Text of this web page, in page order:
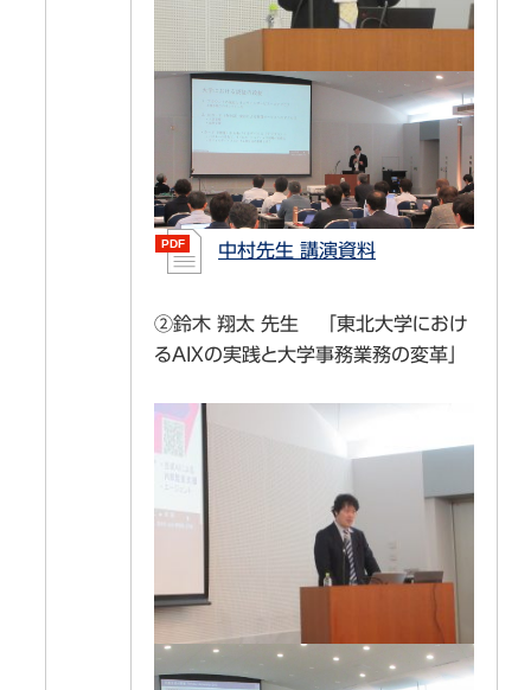
中村先生 講演資料
②鈴木 翔太 先生 「東北大学におけ
るAIXの実践と大学事務業務の変革」